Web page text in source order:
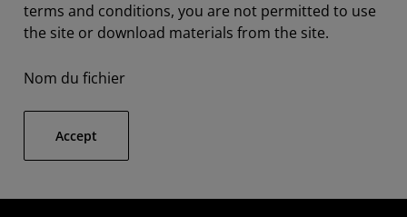
terms and conditions, you are not permitted to use
the site or download materials from the site.
Nom du fichier
Accept